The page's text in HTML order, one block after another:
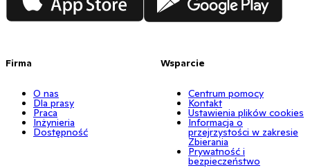
Firma
O nas
Dla prasy
Praca
Inżynieria
Dostępność
Wsparcie
Centrum pomocy
Kontakt
Ustawienia plików cookies
Informacja o
przejrzystości w zakresie
Zbierania
Prywatność i
bezpieczeństwo